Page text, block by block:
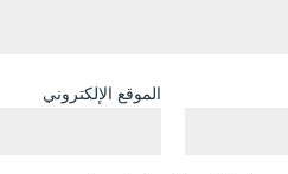
الموقع الإلكتروني